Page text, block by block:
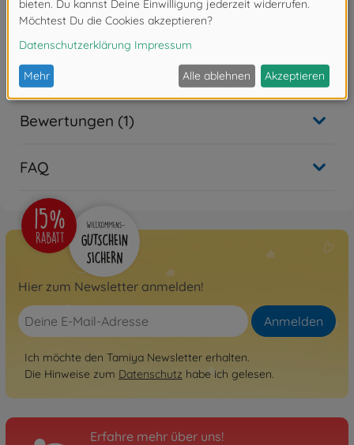
Achtung! Nicht für Kinder unter 14 Jahren geeignet.
Downloads
Bewertungen (1)
FAQ
Hier zum Newsletter anmelden!
Anmelden
Ich möchte den Tamiya Newsletter erhalten.
Die Hinweise zum Datenschutz habe ich gelesen.
Erfahre mehr über uns!